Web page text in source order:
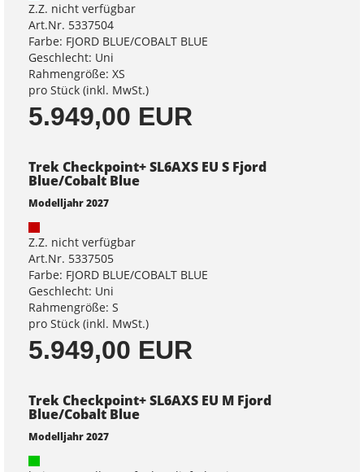
Z.Z. nicht verfügbar
Art.Nr. 5337504
Farbe: FJORD BLUE/COBALT BLUE
Geschlecht: Uni
Rahmengröße: XS
pro Stück (inkl. MwSt.)
5.949,00 EUR
Trek Checkpoint+ SL6AXS EU S Fjord
Blue/Cobalt Blue
Modelljahr 2027
Z.Z. nicht verfügbar
Art.Nr. 5337505
Farbe: FJORD BLUE/COBALT BLUE
Geschlecht: Uni
Rahmengröße: S
pro Stück (inkl. MwSt.)
5.949,00 EUR
Trek Checkpoint+ SL6AXS EU M Fjord
Blue/Cobalt Blue
Modelljahr 2027